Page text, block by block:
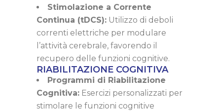
Stimolazione a Corrente
Continua (tDCS): Utilizzo di deboli
correnti elettriche per modulare
l’attività cerebrale, favorendo il
recupero delle funzioni cognitive.
RIABILITAZIONE COGNITIVA
Programmi di Riabilitazione
Cognitiva: Esercizi personalizzati per
stimolare le funzioni cognitive